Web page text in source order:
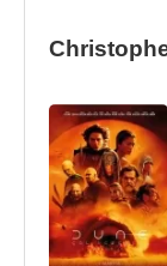
Kasım1981
Walken de
Bir sesli
adlı
2002